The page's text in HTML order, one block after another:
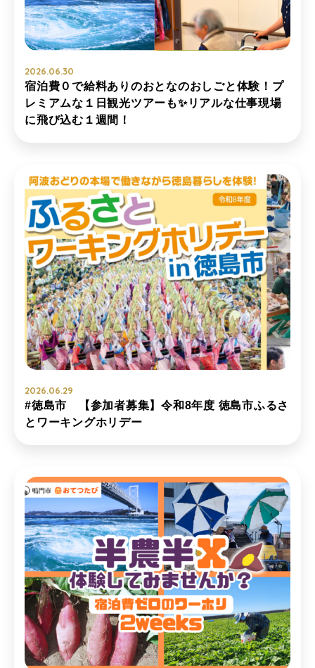
2026.06.30
宿泊費０で給料ありのおとなのおしごと体験！プ
レミアムな１日観光ツアーも✨リアルな仕事現場
に飛び込む１週間！
2026.06.29
#徳島市 【参加者募集】令和8年度 徳島市ふるさ
とワーキングホリデー